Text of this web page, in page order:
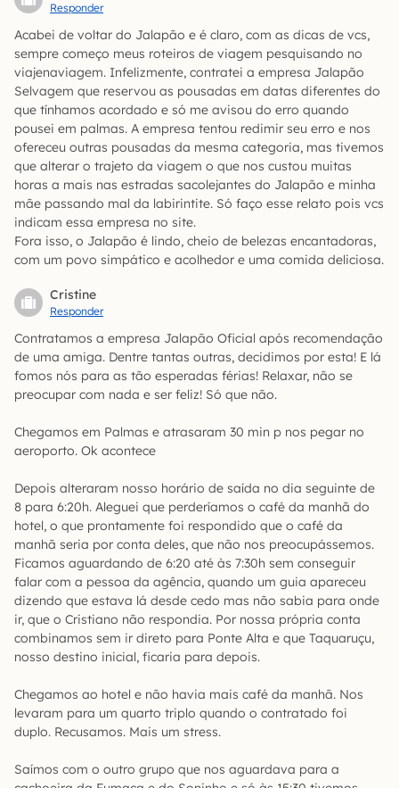
Responder
Acabei de voltar do Jalapão e é claro, com as dicas de vcs,
sempre começo meus roteiros de viagem pesquisando no
viajenaviagem. Infelizmente, contratei a empresa Jalapão
Selvagem que reservou as pousadas em datas diferentes do
que tínhamos acordado e só me avisou do erro quando
pousei em palmas. A empresa tentou redimir seu erro e nos
ofereceu outras pousadas da mesma categoria, mas tivemos
que alterar o trajeto da viagem o que nos custou muitas
horas a mais nas estradas sacolejantes do Jalapão e minha
mãe passando mal da labirintite. Só faço esse relato pois vcs
indicam essa empresa no site.
Fora isso, o Jalapão é lindo, cheio de belezas encantadoras,
com um povo simpático e acolhedor e uma comida deliciosa.
Cristine
Responder
Contratamos a empresa Jalapão Oficial após recomendação
de uma amiga. Dentre tantas outras, decidimos por esta! E lá
fomos nós para as tão esperadas férias! Relaxar, não se
preocupar com nada e ser feliz! Só que não.
Chegamos em Palmas e atrasaram 30 min p nos pegar no
aeroporto. Ok acontece
Depois alteraram nosso horário de saída no dia seguinte de
8 para 6:20h. Aleguei que perderíamos o café da manhã do
hotel, o que prontamente foi respondido que o café da
manhã seria por conta deles, que não nos preocupássemos.
Ficamos aguardando de 6:20 até às 7:30h sem conseguir
falar com a pessoa da agência, quando um guia apareceu
dizendo que estava lá desde cedo mas não sabia para onde
ir, que o Cristiano não respondia. Por nossa própria conta
combinamos sem ir direto para Ponte Alta e que Taquaruçu,
nosso destino inicial, ficaria para depois.
Chegamos ao hotel e não havia mais café da manhã. Nos
levaram para um quarto triplo quando o contratado foi
duplo. Recusamos. Mais um stress.
Saímos com o outro grupo que nos aguardava para a